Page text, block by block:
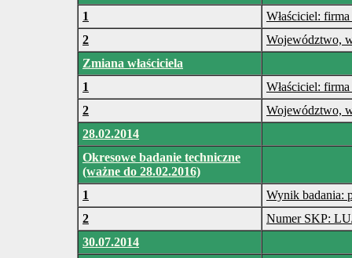
1
Właściciel:
2
Województwo,
Zmiana właściciela
1
Właściciel:
2
Województwo,
28.02.2014
Okresowe badanie techniczne
(ważne do 28.02.2016)
1
Wynik badania:
2
Numer SKP:
30.07.2014